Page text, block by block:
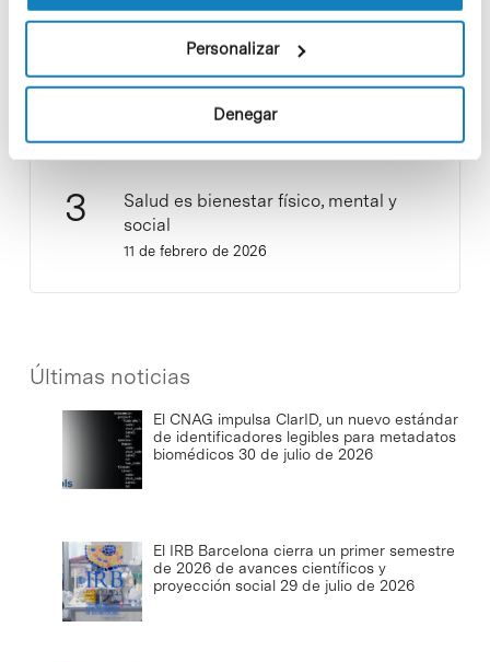
Personalizar
Denegar
¡Ayúdanos a hacer crecer «Notas de
Sostenibilidad»! ¿Quieres participar
y ser una fuente de inspiración?
Salud es bienestar físico, mental y
social
11 de febrero de 2026
Últimas noticias
El CNAG impulsa ClarID, un nuevo estándar
de identificadores legibles para metadatos
biomédicos 30 de julio de 2026
El IRB Barcelona cierra un primer semestre
de 2026 de avances científicos y
proyección social 29 de julio de 2026